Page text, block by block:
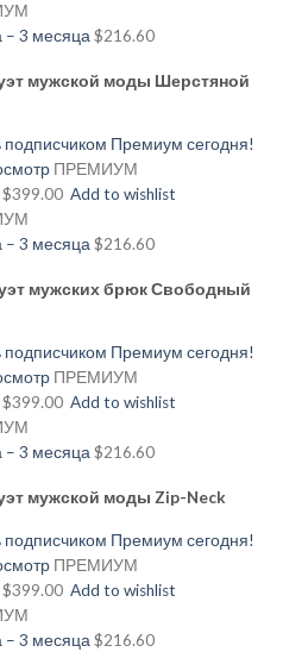
3 месяца$216.60
мужской моды Шерстяной
Премиум сегодня!
ПРЕМИУМ
$399.00 Add to wishlist
3 месяца$216.60
мужских брюк Свободный
Премиум сегодня!
ПРЕМИУМ
$399.00 Add to wishlist
3 месяца$216.60
мужской моды Zip-Neck
Премиум сегодня!
ПРЕМИУМ
$399.00 Add to wishlist
3 месяца$216.60